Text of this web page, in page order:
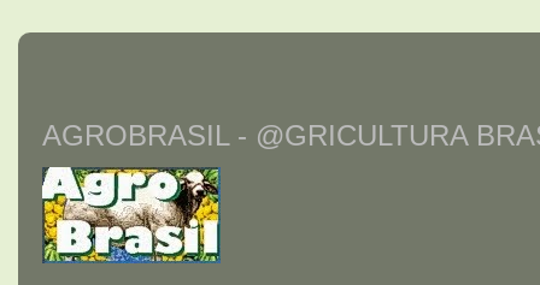
AGROBRASIL - @GRICULTURA